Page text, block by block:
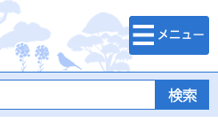
検索・メニュ
ー